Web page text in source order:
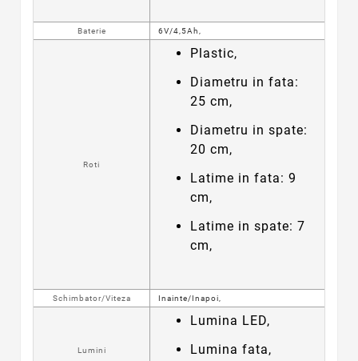
Baterie 6V/4,5Ah,
Roti
Plastic,
Diametru in fata:
25 cm,
Diametru in spate:
20 cm,
Latime in fata: 9
cm,
Latime in spate: 7
cm,
Schimbator/Viteza Inainte/Inapoi,
Lumini
Lumina LED,
Lumina fata,